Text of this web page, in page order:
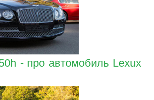
- про автомобиль Lexux